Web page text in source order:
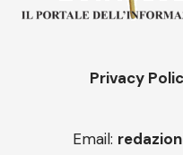
Privacy
Email: